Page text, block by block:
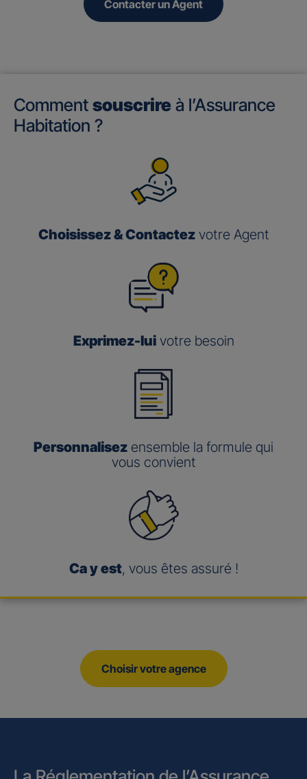
Contacter un Agent
Comment souscrire à l’Assurance
Habitation ?
Choisissez & Contactezvotre Agent
Exprimez-luivotre besoin
Personnalisez ensemble la formule qui
vous convient
Ca y est, vous êtes assuré !
Choisir votre agence